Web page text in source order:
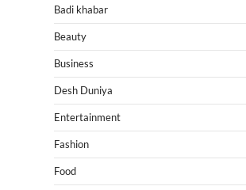
Badi khabar
Beauty
Business
Desh Duniya
Entertainment
Fashion
Food